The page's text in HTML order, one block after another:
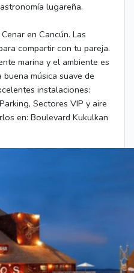
lugareña.
en Cancún. Las
compartir con tu pareja.
marina y el ambiente es
música suave de
instalaciones:
Sectores VIP y aire
en: Boulevard Kukulkan